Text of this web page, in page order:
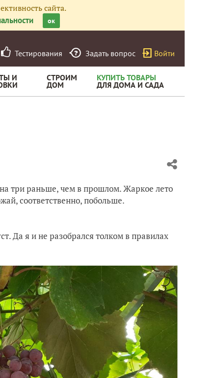
сайта.
ок
Тестирования Задать вопрос Войти
И СТРОИМ
ДОМ
КУПИТЬ ТОВАРЫ
ДЛЯ ДОМА И САДА
три раньше, чем в прошлом. Жаркое лето
соответственно, побольше.
Да я и не разобрался толком в правилах